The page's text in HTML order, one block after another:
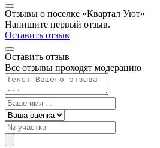
Отзывы о поселке «Квартал Уют»
Напишите первый отзыв.
Оставить отзыв
Оставить отзыв
Все отзывы проходят модерацию